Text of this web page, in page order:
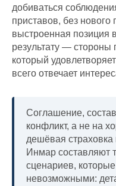
добиваться
приставов, без
выстроенная позиция
результату — стороны
который
всего отвечает
Соглашение,
конфликт, а не на
дешёвая
Инмар составляют
сценариев,
невозможными: